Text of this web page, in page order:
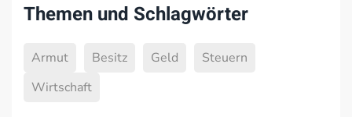
Themen und Schlagwörter
Armut Besitz Geld
Steuern
Wirtschaft